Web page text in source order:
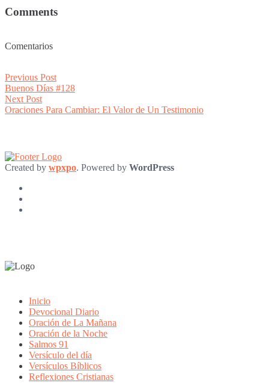
Comments
Comentarios
Post
navigation
Previous PostPrevious
post:
Buenos Días #128
Next PostNext
post:
Oraciones Para Cambiar: El Valor de Un Testimonio
Created by wpxpo. Powered by WordPress
Inicio
Devocional Diario
Oración de La Mañana
Oración de la Noche
Salmos 91
Versículo del día
Versículos Bíblicos
Reflexiones Cristianas